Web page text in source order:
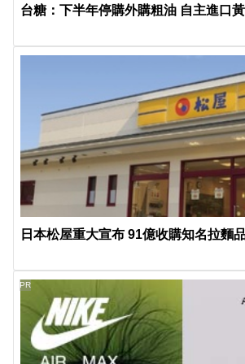
台糖：下半年停購外購粗油 自主進口
日本松屋重大宣布 91億收購知名拉麵
PR